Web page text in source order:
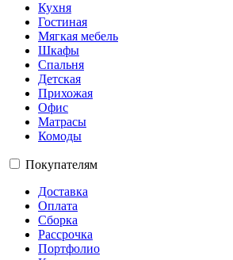
Кухня
Гостиная
Мягкая мебель
Шкафы
Спальня
Детская
Прихожая
Офис
Матрасы
Комоды
Покупателям
Доставка
Оплата
Сборка
Рассрочка
Портфолио